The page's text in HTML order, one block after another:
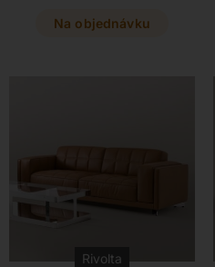
sestavu přímo na míru z
Na objednávku
Rivolta